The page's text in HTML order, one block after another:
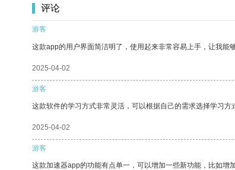
评论
游客
这款app的用户界面简洁明了，使用起来非常容易上手，让我能
2025-04-02
游客
这款软件的学习方式非常灵活，可以根据自己的需求选择学习方
2025-04-02
游客
这款加速器app的功能有点单一，可以增加一些新功能，比如增